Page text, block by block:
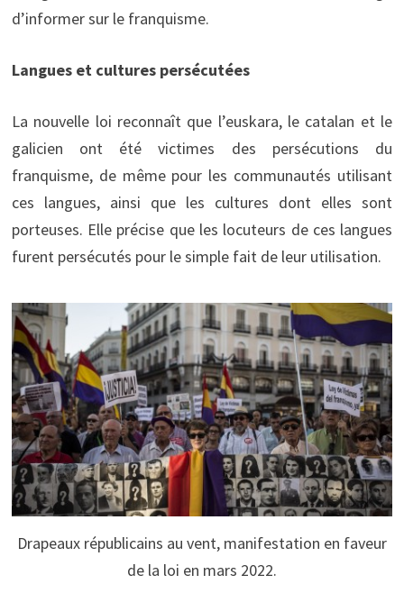
d’informer sur le franquisme.
Langues et cultures persécutées
La nouvelle loi reconnaît que l’euskara, le catalan et le
galicien ont été victimes des persécutions du
franquisme, de même pour les communautés utilisant
ces langues, ainsi que les cultures dont elles sont
porteuses. Elle précise que les locuteurs de ces langues
furent persécutés pour le simple fait de leur utilisation.
Drapeaux républicains au vent, manifestation en faveur
de la loi en mars 2022.